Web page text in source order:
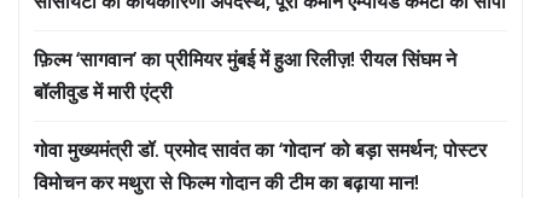
फ़िल्म ‘सागवान’ का प्रीमियर मुंबई में हुआ रिलीज़! रीयल सिंघम ने
बॉलीवुड में मारी एंट्री
गोवा मुख्यमंत्री डॉ. प्रमोद सावंत का ‘गोदान’ को बड़ा समर्थन; पोस्टर
विमोचन कर मथुरा से फिल्म गोदान की टीम का बढ़ाया मान!